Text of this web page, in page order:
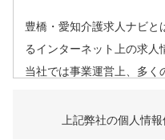
豊橋・愛知介護求人ナビと
るインターネット上の求人
当社では事業運営上、多く
して責任ある対応を実現
上記弊社の個人情